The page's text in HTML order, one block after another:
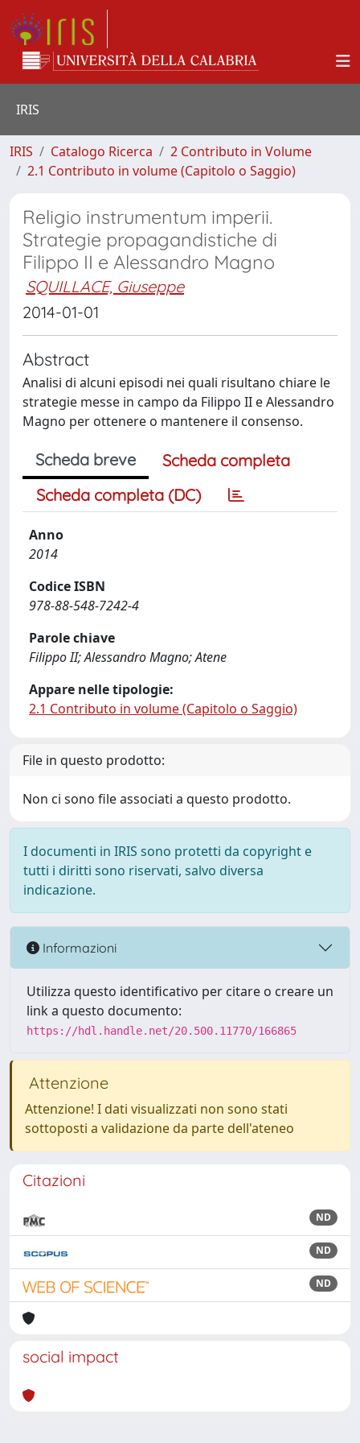
IRIS
IRIS Catalogo Ricerca
2 Contributo in Volume
2.1 Contributo in volume (Capitolo o Saggio)
Religio instrumentum imperii.
Strategie propagandistiche di
Filippo II e Alessandro Magno
SQUILLACE, Giuseppe
2014-01-01
Abstract
Analisi di alcuni episodi nei quali risultano chiare le
strategie messe in campo da Filippo II e Alessandro
Magno per ottenere o mantenere il consenso.
Scheda breve
Scheda completa
Scheda completa (DC)
Anno
2014
Codice ISBN
978-88-548-7242-4
Parole chiave
Filippo II; Alessandro Magno; Atene
Appare nelle tipologie:
2.1 Contributo in volume (Capitolo o Saggio)
File in questo prodotto:
Non ci sono file associati a questo prodotto.
I documenti in IRIS sono protetti da copyright e
tutti i diritti sono riservati, salvo diversa
indicazione.
Informazioni
Utilizza questo identificativo per citare o creare un
link a questo documento:
https://hdl.handle.net/20.500.11770/166865
Attenzione
Attenzione! I dati visualizzati non sono stati
sottoposti a validazione da parte dell'ateneo
Citazioni
ND
ND
ND
social impact